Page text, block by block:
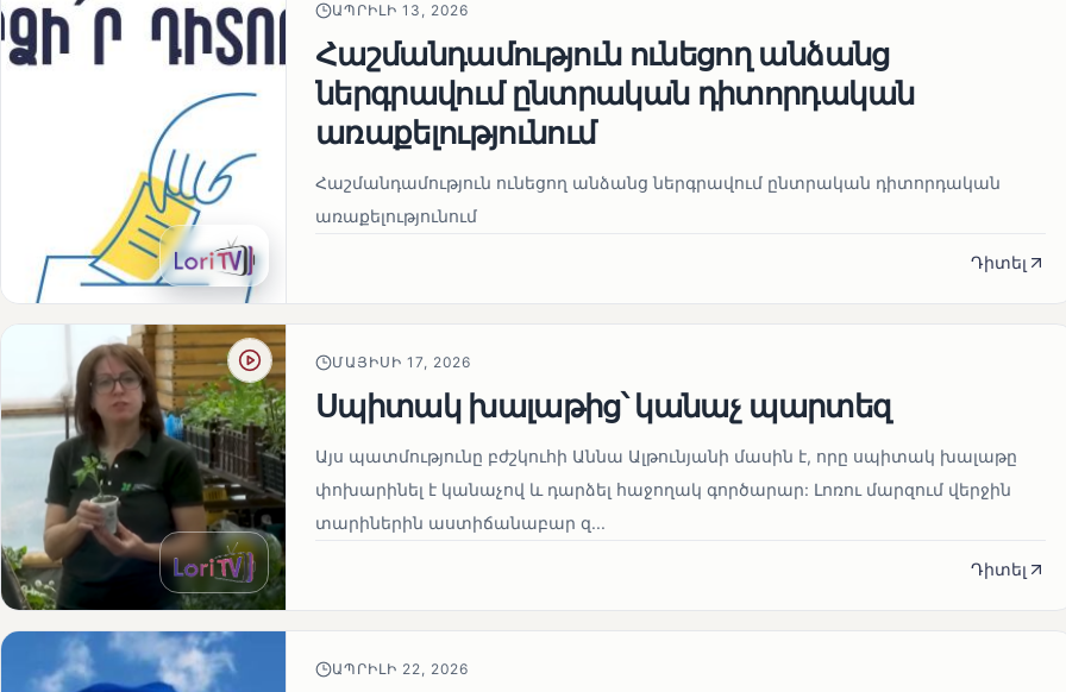
ԱՊՐԻԼԻ 13, 2026
Հաշմանդամություն ունեցող անձանց
ներգրավում ընտրական դիտորդական
առաքելությունում
Հաշմանդամություն ունեցող անձանց ներգրավում ընտրական դիտորդական
առաքելությունում
Դիտել
ՄԱՅԻՍԻ 17, 2026
Սպիտակ խալաթից՝ կանաչ պարտեզ
Այս պատմությունը բժշկուհի Աննա Ալթունյանի մասին է, որը սպիտակ խալաթը
փոխարինել է կանաչով և դարձել հաջողակ գործարար: Լոռու մարզում վերջին
տարիներին աստիճանաբար զ...
Դիտել
ԱՊՐԻԼԻ 22, 2026